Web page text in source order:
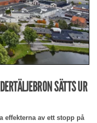
SÄTTS UR
effekterna av ett stopp på